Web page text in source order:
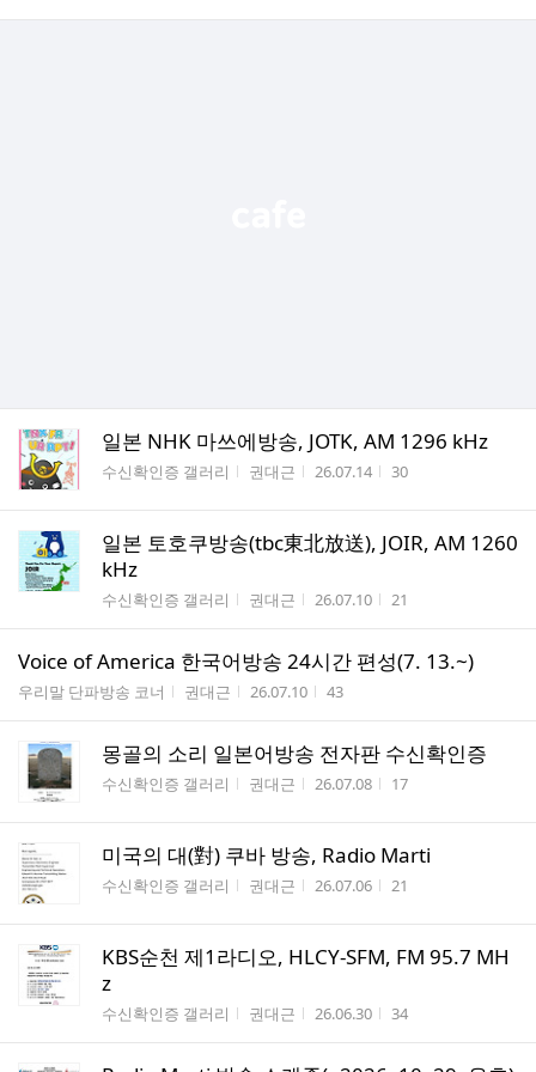
일본 NHK 마쓰에방송, JOTK, AM 1296 kHz
게시판명
수신확인증 갤러리 작성자
권대근 작성시간
26.07.14 조회수
30
일본 토호쿠방송(tbc東北放送), JOIR, AM 1260
kHz
게시판명
수신확인증 갤러리 작성자
권대근 작성시간
26.07.10 조회수
21
Voice of America 한국어방송 24시간 편성(7. 13.~)
게시판명
우리말 단파방송 코너 작성자
권대근 작성시간
26.07.10 조회수
43
몽골의 소리 일본어방송 전자판 수신확인증
게시판명
수신확인증 갤러리 작성자
권대근 작성시간
26.07.08 조회수
17
미국의 대(對) 쿠바 방송, Radio Marti
게시판명
수신확인증 갤러리 작성자
권대근 작성시간
26.07.06 조회수
21
KBS순천 제1라디오, HLCY-SFM, FM 95.7 MH
z
게시판명
수신확인증 갤러리 작성자
권대근 작성시간
26.06.30 조회수
34